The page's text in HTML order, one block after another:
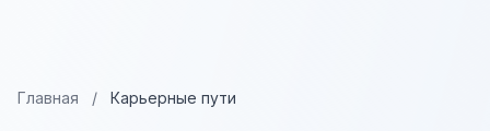
Главная / Карьерные пути